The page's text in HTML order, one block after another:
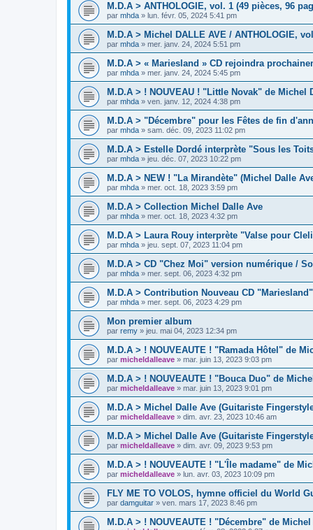
M.D.A > ANTHOLOGIE, vol. 1 (49 pièces, 96
par mhda » lun. févr. 05, 2024 5:41 pm
M.D.A > Michel DALLE AVE / ANTHOLOGIE,
par mhda » mer. janv. 24, 2024 5:51 pm
M.D.A > « Mariesland » CD rejoindra
par mhda » mer. janv. 24, 2024 5:45 pm
M.D.A > ! NOUVEAU ! "Little Novak" de Michel
par mhda » ven. janv. 12, 2024 4:38 pm
M.D.A > "Décembre" pour les Fêtes de fin
par mhda » sam. déc. 09, 2023 11:02 pm
M.D.A > Estelle Dordé interprète "Sous les
par mhda » jeu. déc. 07, 2023 10:22 pm
M.D.A > NEW ! "La Mirandète" (Michel Dalle
par mhda » mer. oct. 18, 2023 3:59 pm
M.D.A > Collection Michel Dalle Ave
par mhda » mer. oct. 18, 2023 4:32 pm
M.D.A > Laura Rouy interprète "Valse pour
par mhda » jeu. sept. 07, 2023 11:04 pm
M.D.A > CD "Chez Moi" version numérique /
par mhda » mer. sept. 06, 2023 4:32 pm
M.D.A > Contribution Nouveau CD "Mariesland"
par mhda » mer. sept. 06, 2023 4:29 pm
Mon premier album
par remy » jeu. mai 04, 2023 12:34 pm
M.D.A > ! NOUVEAUTE ! "Ramada Hôtel" de
par micheldalleave » mar. juin 13, 2023 9:03 pm
M.D.A > ! NOUVEAUTE ! "Bouca Duo" de
par micheldalleave » mar. juin 13, 2023 9:01 pm
M.D.A > Michel Dalle Ave (Guitariste
par micheldalleave » dim. avr. 23, 2023 10:46 am
M.D.A > Michel Dalle Ave (Guitariste
par micheldalleave » dim. avr. 09, 2023 9:53 pm
M.D.A > ! NOUVEAUTE ! "L'Île madame" de
par micheldalleave » lun. avr. 03, 2023 10:09 pm
FLY ME TO VOLOS, hymne officiel du World
par damguitar » ven. mars 17, 2023 8:46 pm
M.D.A > ! NOUVEAUTE ! "Décembre" de